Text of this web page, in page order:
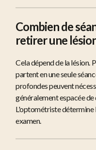
Combien de
retirer une
Cela dépend de la lésion.
partent en une seule
profondes peuvent
généralement espacée
L'optométriste détermine
examen.